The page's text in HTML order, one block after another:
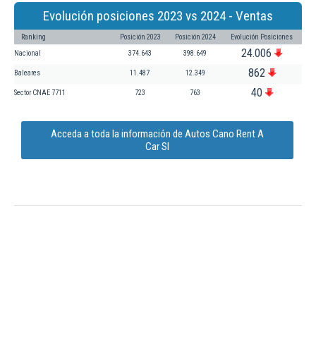
Evolución posiciones 2023 vs 2024 - Ventas
Ranking Posición 2023 Posición 2024 Evolución Posiciones
Nacional 374.643 398.649 24.006
Baleares 11.487 12.349 862
Sector CNAE 7711 723 763 40
Acceda a toda la información de Autos Cano Rent A
Car Sl